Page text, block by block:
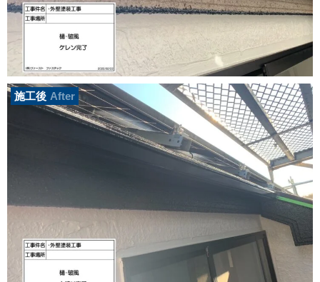
施工後 After